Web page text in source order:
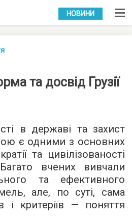
УКР РУС
НОВИНИ
та досвід Грузії
в державі та захист
є одними з основних
та цивілізованості
вчених вивчали
та ефективного
але, по суті, сама
і критеріїв — поняття